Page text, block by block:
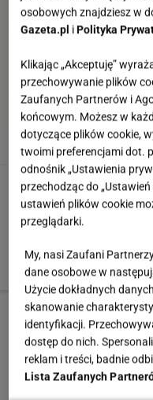
OŚWIETLENIE - OZDOBY.
399 zł, pufadesign.plFot.
Oświetlenie:
na nową lampę
Cena 51,60 zł, guru-
3 z 15
osobowych znajdziesz w
Gazeta.pl iPolityka
Klikając „Akceptuję”
przechowywanie plików
Zaufanych Partnerów i
końcowym. Możesz w
dotyczące plików cookie,
twoimi preferencjami dot.
odnośnik „Ustawienia
przechodząc do
ustawień plików cookie
przeglądarki.
My, nasi Zaufani
dane osobowe w
Użycie dokładnych
skanowanie
identyfikacji.
dostęp do nich.
reklam i treści, badnie
Lista Zaufanych